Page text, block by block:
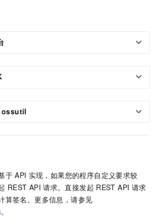
ossutil
于 API 实现，如果您的程序自定义要求较
REST API 请求。直接发起 REST API 请求
算签名。更多信息，请参见
。